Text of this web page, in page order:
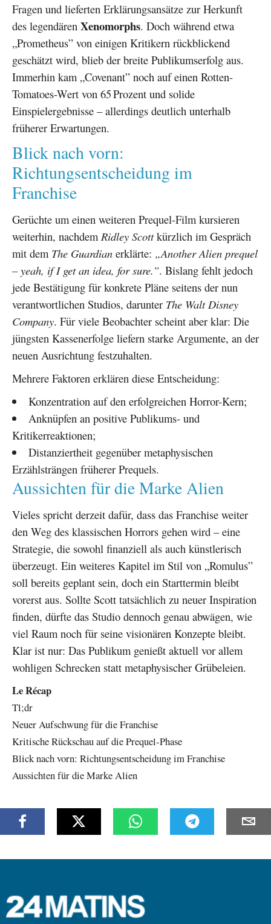
Fragen und lieferten Erklärungsansätze zur Herkunft
des legendären Xenomorphs. Doch während etwa
„Prometheus” von einigen Kritikern rückblickend
geschätzt wird, blieb der breite Publikumserfolg aus.
Immerhin kam „Covenant” noch auf einen Rotten-
Tomatoes-Wert von 65 Prozent und solide
Einspielergebnisse – allerdings deutlich unterhalb
früherer Erwartungen.
Blick nach vorn:
Richtungsentscheidung im
Franchise
Gerüchte um einen weiteren Prequel-Film kursieren
weiterhin, nachdem Ridley Scottkürzlich im Gespräch
mit dem The Guardian erklärte: „Another Alien prequel
– yeah, if I get an idea, for sure.”. Bislang fehlt jedoch
jede Bestätigung für konkrete Pläne seitens der nun
verantwortlichen Studios, darunter The Walt Disney
Company. Für viele Beobachter scheint aber klar: Die
jüngsten Kassenerfolge liefern starke Argumente, an der
neuen Ausrichtung festzuhalten.
Mehrere Faktoren erklären diese Entscheidung:
Konzentration auf den erfolgreichen Horror-Kern;
Anknüpfen an positive Publikums- und
Kritikerreaktionen;
Distanziertheit gegenüber metaphysischen
Erzählsträngen früherer Prequels.
Aussichten für die Marke Alien
Vieles spricht derzeit dafür, dass das Franchise weiter
den Weg des klassischen Horrors gehen wird – eine
Strategie, die sowohl finanziell als auch künstlerisch
überzeugt. Ein weiteres Kapitel im Stil von „Romulus”
soll bereits geplant sein, doch ein Starttermin bleibt
vorerst aus. Sollte Scott tatsächlich zu neuer Inspiration
finden, dürfte das Studio dennoch genau abwägen, wie
viel Raum noch für seine visionären Konzepte bleibt.
Klar ist nur: Das Publikum genießt aktuell vor allem
wohligen Schrecken statt metaphysischer Grübeleien.
Le Récap
Tl;dr
Neuer Aufschwung für die Franchise
Kritische Rückschau auf die Prequel-Phase
Blick nach vorn: Richtungsentscheidung im Franchise
Aussichten für die Marke Alien